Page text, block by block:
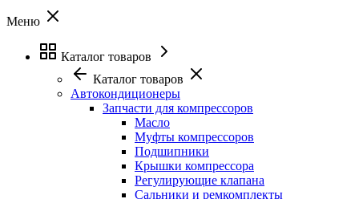
Меню
Каталог товаров
Каталог товаров
Автокондиционеры
Запчасти для компрессоров
Масло
Муфты компрессоров
Подшипники
Крышки компрессора
Регулирующие клапана
Сальники и ремкомплекты